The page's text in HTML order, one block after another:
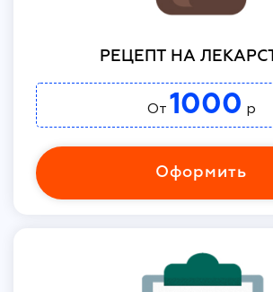
РЕЦЕПТ НА
От 1000 р
Оформить